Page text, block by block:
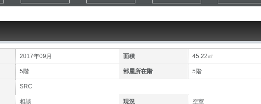
2017年09月 面積 45.22㎡
5階 部屋所在階 5階
SRC
相談 現況 空室